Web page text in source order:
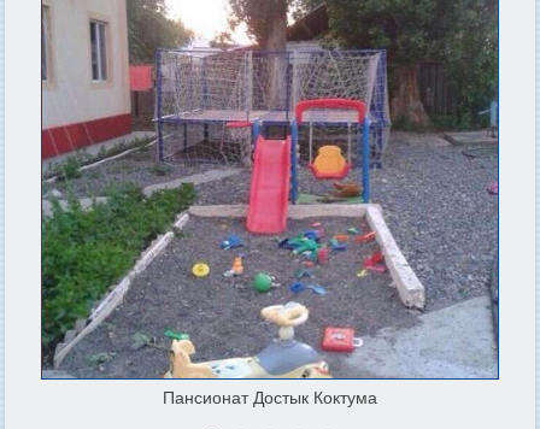
Пансионат Достык Коктума